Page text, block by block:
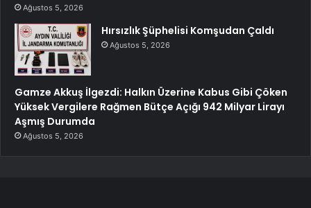
Ağustos 5, 2026
Hırsızlık Şüphelisi Komşudan Çaldı
Ağustos 5, 2026
Gamze Akkuş İlgezdi: Halkın Üzerine Kabus Gibi Çöken
Yüksek Vergilere Rağmen Bütçe Açığı 942 Milyar Lirayı
Aşmış Durumda
Ağustos 5, 2026